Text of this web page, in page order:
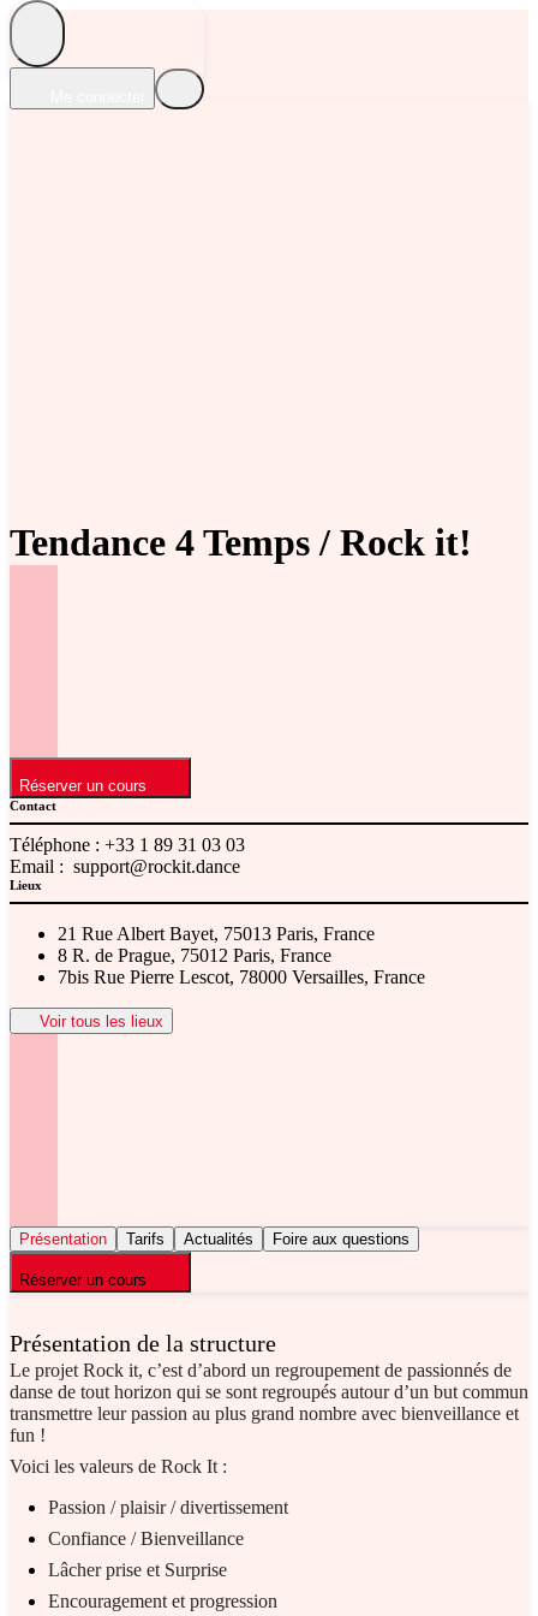
Tendance 4 Temps / Rock it!
Réserver un cours
Contact
Téléphone : +33 1 89 31 03 03
Email : support@rockit.dance
Lieux
21 Rue Albert Bayet, 75013 Paris, France
8 R. de Prague, 75012 Paris, France
7bis Rue Pierre Lescot, 78000 Versailles, France
Voir tous les lieux
Présentation Tarifs Actualités Foire aux questions
Réserver un cours
Présentation de la structure
Le projet Rock it, c’est d’abord un regroupement de passionnés de
danse de tout horizon qui se sont regroupés autour d’un but commun
transmettre leur passion au plus grand nombre avec bienveillance et
fun !
Voici les valeurs de Rock It :
Passion / plaisir / divertissement
Confiance / Bienveillance
Lâcher prise et Surprise
Encouragement et progression